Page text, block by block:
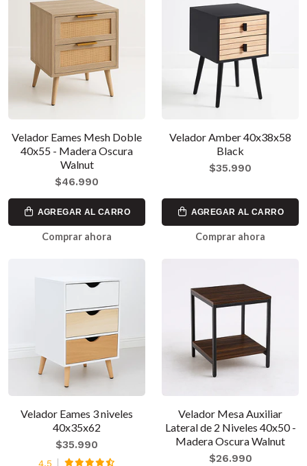
Velador Eames Mesh Doble
40x55 - Madera Oscura
Walnut
$46.990
AGREGAR AL CARRO
Comprar ahora
Velador Amber 40x38x58
Black
$35.990
AGREGAR AL CARRO
Comprar ahora
Velador Eames 3 niveles
40x35x62
$35.990
4.5
Velador Mesa Auxiliar
Lateral de 2 Niveles 40x50 -
Madera Oscura Walnut
$26.990